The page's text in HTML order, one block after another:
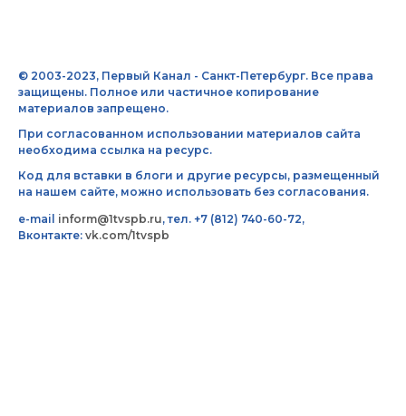
© 2003-2023, Первый Канал - Санкт-Петербург. Все права
защищены. Полное или частичное копирование
материалов запрещено.
При согласованном использовании материалов сайта
необходима ссылка на ресурс.
Код для вставки в блоги и другие ресурсы, размещенный
на нашем сайте, можно использовать без согласования.
e-mail inform@1tvspb.ru, тел. +7 (812) 740-60-72,
Вконтакте: vk.com/1tvspb